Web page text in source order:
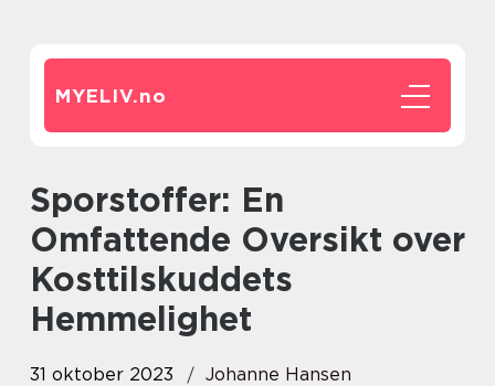
MYELIV.no
Sporstoffer: En
Omfattende Oversikt over
Kosttilskuddets
Hemmelighet
31 oktober 2023
Johanne Hansen